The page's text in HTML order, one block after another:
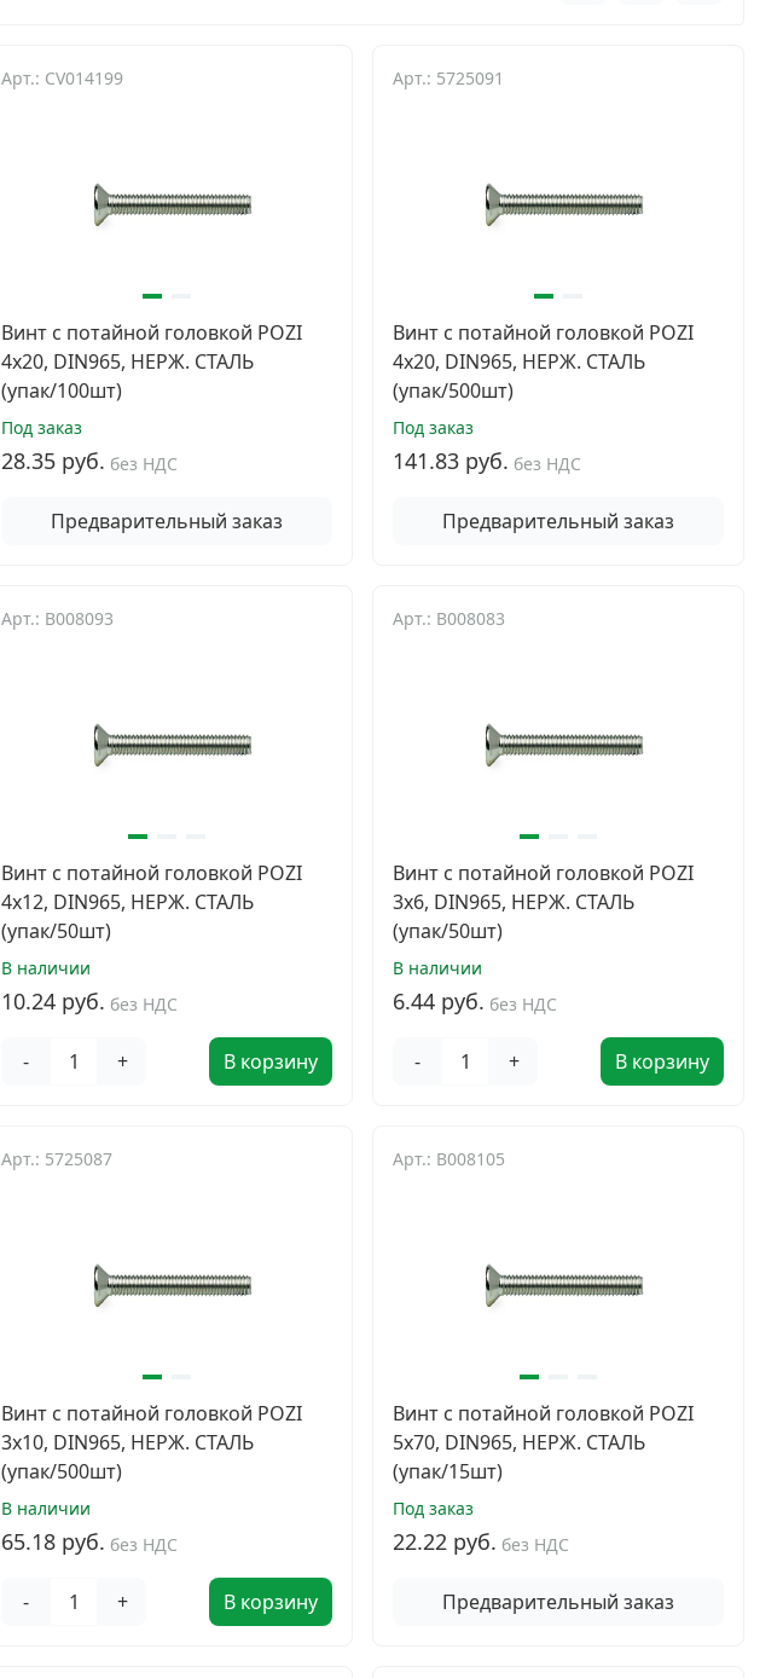
Арт.: CV014199
Винт с потайной головкой POZI
4х20, DIN965, НЕРЖ. СТАЛЬ
(упак/100шт)
Под заказ
28.35 руб. без НДС
Предварительный заказ
Арт.: 5725091
Винт с потайной головкой POZI
4х20, DIN965, НЕРЖ. СТАЛЬ
(упак/500шт)
Под заказ
141.83 руб. без НДС
Предварительный заказ
Арт.: B008093
Винт с потайной головкой POZI
4х12, DIN965, НЕРЖ. СТАЛЬ
(упак/50шт)
В наличии
10.24 руб. без НДС
- + В корзину
Арт.: B008083
Винт с потайной головкой POZI
3х6, DIN965, НЕРЖ. СТАЛЬ
(упак/50шт)
В наличии
6.44 руб. без НДС
- + В корзину
Арт.: 5725087
Винт с потайной головкой POZI
3х10, DIN965, НЕРЖ. СТАЛЬ
(упак/500шт)
В наличии
65.18 руб. без НДС
- + В корзину
Арт.: B008105
Винт с потайной головкой POZI
5х70, DIN965, НЕРЖ. СТАЛЬ
(упак/15шт)
Под заказ
22.22 руб. без НДС
Предварительный заказ